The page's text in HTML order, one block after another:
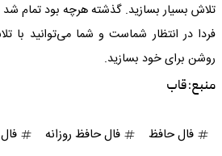
تلاش بسیار بسازید. گذشته هرچه بود تمام شد
فردا در انتظار شماست و شما می‌توانید با
روشن برای خود بسازید.
منبع:قاب
فال حافظ فال حافظ روزانه